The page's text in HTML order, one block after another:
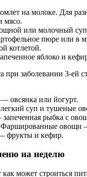
на молоке. Для
мясо.
или молочный
пюре или в
котлетой.
яблоко и
при заболевании 3-ей
овсянка или йогурт.
суп и тушеные
рыбка с
Фаршированные овощи
фрукты и кефир.
на неделю
может строиться